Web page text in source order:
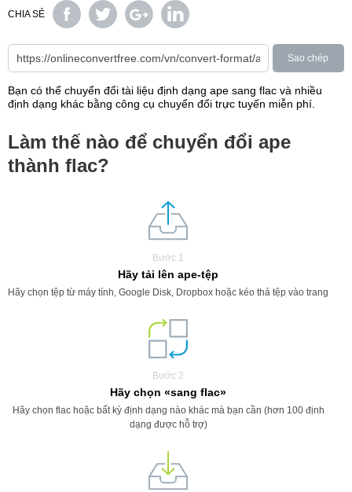
CHIA SẺ
Sao chép
Bạn có thể chuyển đổi tài liệu định dạng ape sang flac và nhiều
định dạng khác bằng công cụ chuyển đổi trực tuyến miễn phí.
Làm thế nào để chuyển đổi ape
thành flac?
Bước 1
Hãy tải lên ape-tệp
Hãy chọn tệp từ máy tính, Google Disk, Dropbox hoặc kéo thả tệp vào trang
Bước 2
Hãy chọn «sang flac»
Hãy chọn flac hoặc bất kỳ định dạng nào khác mà bạn cần (hơn 100 định
dạng được hỗ trợ)